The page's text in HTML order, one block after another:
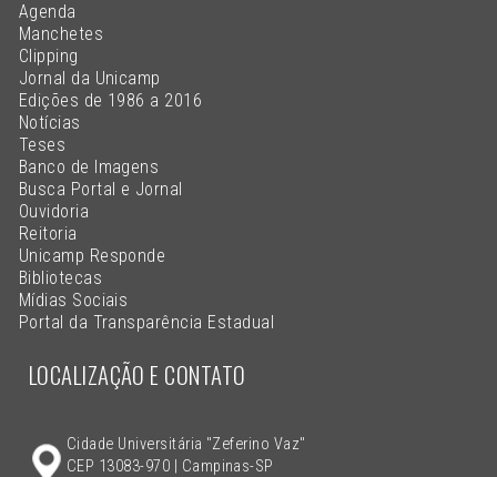
Agenda
Manchetes
Clipping
Jornal da Unicamp
Edições de 1986 a 2016
Notícias
Teses
Banco de Imagens
Busca Portal e Jornal
Ouvidoria
Reitoria
Unicamp Responde
Bibliotecas
Mídias Sociais
Portal da Transparência Estadual
LOCALIZAÇÃO E CONTATO
Cidade Universitária "Zeferino Vaz"
CEP 13083-970 | Campinas-SP